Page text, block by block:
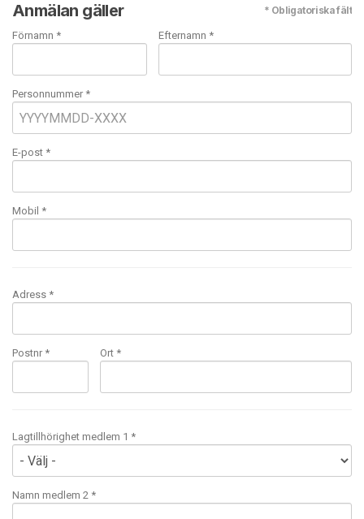
Anmälan gäller * Obligatoriska fält
Förnamn * Efternamn *
Personnummer *
E-post *
Mobil *
Adress *
Postnr * Ort *
Lagtillhörighet medlem 1 *
Namn medlem 2 *